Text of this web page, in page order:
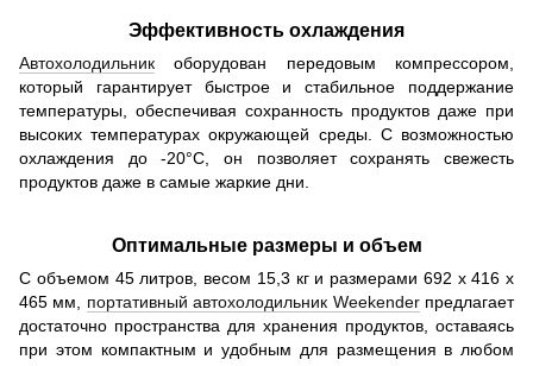
Эффективность охлаждения
Автохолодильник оборудован передовым компрессором,
который гарантирует быстрое и стабильное поддержание
температуры, обеспечивая сохранность продуктов даже при
высоких температурах окружающей среды. С возможностью
охлаждения до -20°C, он позволяет сохранять свежесть
продуктов даже в самые жаркие дни.
Оптимальные размеры и объем
С объемом 45 литров, весом 15,3 кг и размерами 692 х 416 х
465 мм, портативный автохолодильник Weekenderпредлагает
достаточно пространства для хранения продуктов, оставаясь
при этом компактным и удобным для размещения в любом